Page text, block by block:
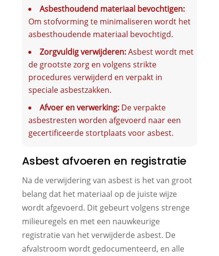
Asbesthoudend materiaal bevochtigen:
Om stofvorming te minimaliseren wordt het
asbesthoudende materiaal bevochtigd.
Zorgvuldig verwijderen:Asbest wordt met
de grootste zorg en volgens strikte
procedures verwijderd en verpakt in
speciale asbestzakken.
Afvoer en verwerking:De verpakte
asbestresten worden afgevoerd naar een
gecertificeerde stortplaats voor asbest.
Asbest afvoeren en registratie
Na de verwijdering van asbest is het van groot
belang dat het materiaal op de juiste wijze
wordt afgevoerd. Dit gebeurt volgens strenge
milieuregels en met een nauwkeurige
registratie van het verwijderde asbest. De
afvalstroom wordt gedocumenteerd, en alle